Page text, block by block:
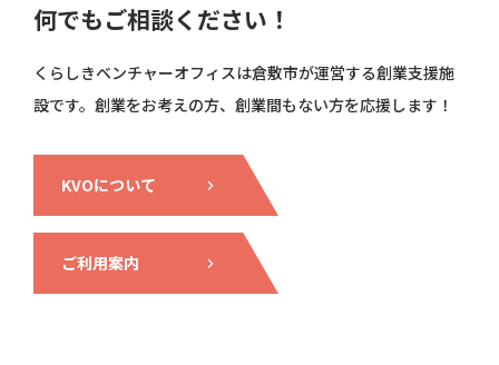
何でもご相談ください！
くらしきベンチャーオフィスは倉敷市が運営する創業支援施
設です。創業をお考えの方、創業間もない方を応援します！
KVOについて
ご利用案内